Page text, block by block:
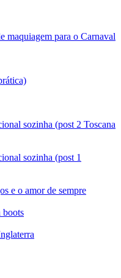
maquiagem para o Carnaval
sozinha (post 2 Toscana
sozinha (post 1
e o amor de sempre
boots